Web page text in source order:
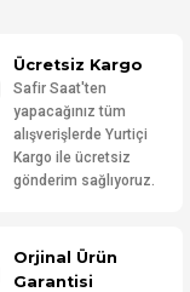
Ücretsiz Kargo
Safir Saat'ten
yapacağınız tüm
alışverişlerde Yurtiçi
Kargo ile ücretsiz
gönderim sağlıyoruz.
Orjinal Ürün
Garantisi